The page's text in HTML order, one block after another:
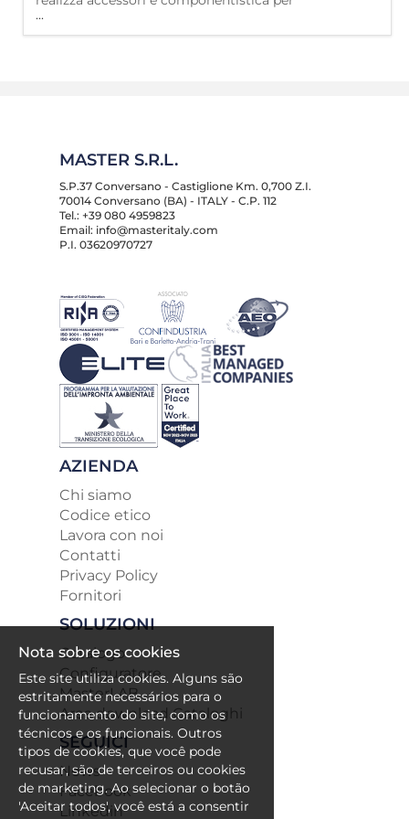
serramenti in alluminio, con un processo
fatto di ricerca, investimenti, studio della
...
MASTER S.R.L.
S.P.37 Conversano - Castiglione Km. 0,700 Z.I.
70014 Conversano (BA) - ITALY - C.P. 112
Tel.: +39 080 4959823
Email: info@masteritaly.com
P.I. 03620970727
AZIENDA
Chi siamo
Codice etico
Lavora con noi
Contatti
Privacy Policy
Fornitori
SOLUZIONI
Catalogo
Configuratore
MasterLAB
Area download Cataloghi
SEGUICI
News
Facebook
Linkedin
Nota sobre os cookies
Este site utiliza cookies. Alguns são
estritamente necessários para o
funcionamento do site, como os
técnicos e os funcionais. Outros
tipos de cookies, que você pode
recusar, são de terceiros ou cookies
de marketing. Ao selecionar o botão
'Aceitar todos', você está a consentir